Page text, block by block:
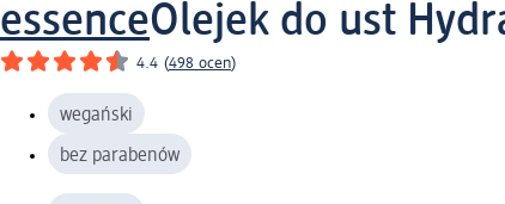
essenceOlejek do ust
4.4 (498 ocen)
wegański
bez parabenów